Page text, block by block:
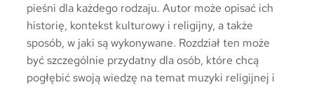
pieśni dla każdego rodzaju. Autor może opisać ich
historię, kontekst kulturowy i religijny, a także
sposób, w jaki są wykonywane. Rozdział ten może
być szczególnie przydatny dla osób, które chcą
pogłębić swoją wiedzę na temat muzyki religijnej i